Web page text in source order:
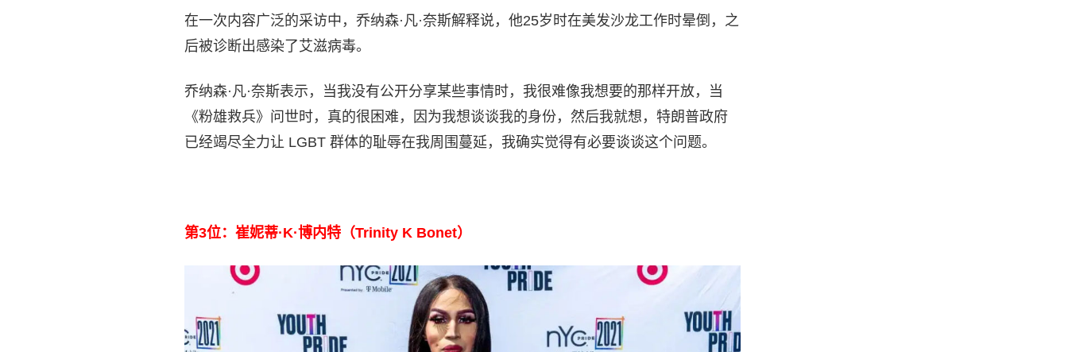
在一次内容广泛的采访中，乔纳森·凡·奈斯解释说，他25岁时在美发沙龙工作时晕倒，之
后被诊断出感染了艾滋病毒。
乔纳森·凡·奈斯表示，当我没有公开分享某些事情时，我很难像我想要的那样开放，当
《粉雄救兵》问世时，真的很困难，因为我想谈谈我的身份，然后我就想，特朗普政府
已经竭尽全力让 LGBT 群体的耻辱在我周围蔓延，我确实觉得有必要谈谈这个问题。
第3位：崔妮蒂·K·博内特（Trinity K Bonet）